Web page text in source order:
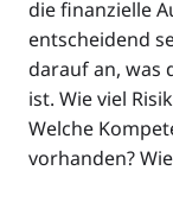
die finanzielle
entscheidend
darauf an, was
ist. Wie viel
Welche
vorhanden?